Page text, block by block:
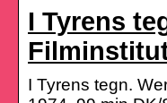
I Tyrens
I Tyrens tegn.